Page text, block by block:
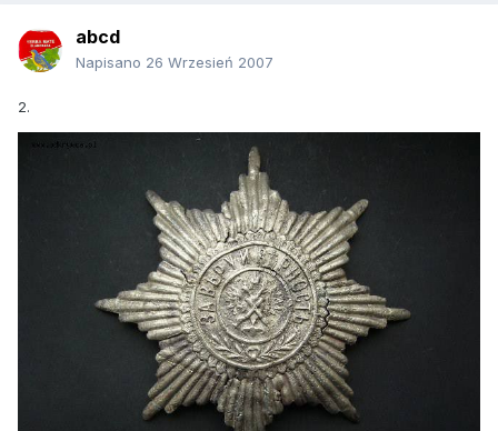
abcd
Napisano 26 Wrzesień 2007
2.